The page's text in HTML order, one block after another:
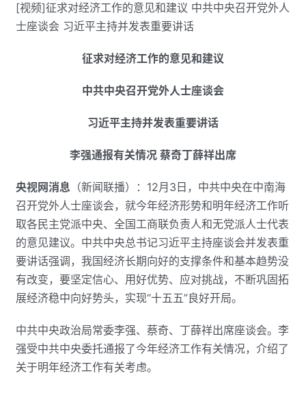
[视频]征求对经济工作的意见和建议 中共中央召开党外人
士座谈会 习近平主持并发表重要讲话
征求对经济工作的意见和建议
中共中央召开党外人士座谈会
习近平主持并发表重要讲话
李强通报有关情况 蔡奇丁薛祥出席
央视网消息 （新闻联播）：12月3日，中共中央在中南海
召开党外人士座谈会，就今年经济形势和明年经济工作听
取各民主党派中央、全国工商联负责人和无党派人士代表
的意见建议。中共中央总书记习近平主持座谈会并发表重
要讲话强调，我国经济长期向好的支撑条件和基本趋势没
有改变，要坚定信心、用好优势、应对挑战，不断巩固拓
展经济稳中向好势头，实现“十五五”良好开局。
中共中央政治局常委李强、蔡奇、丁薛祥出席座谈会。李
强受中共中央委托通报了今年经济工作有关情况，介绍了
关于明年经济工作有关考虑。